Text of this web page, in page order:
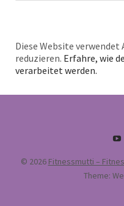
Diese Website verwendet
reduzieren. Erfahre, wie
verarbeitet werden.
© 2026 Fitnessmutti –
Theme: